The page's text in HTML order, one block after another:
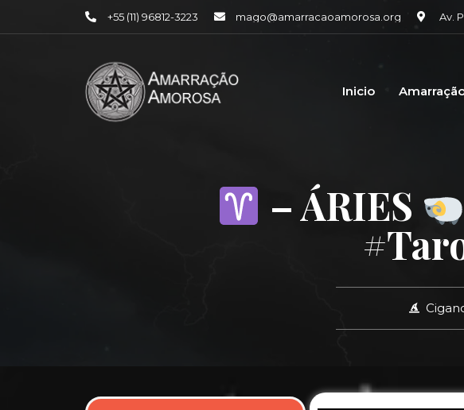
+55 (11) 96812-3223 mago@amarracaoamorosa.org Av.
Inicio
– ÁRIES